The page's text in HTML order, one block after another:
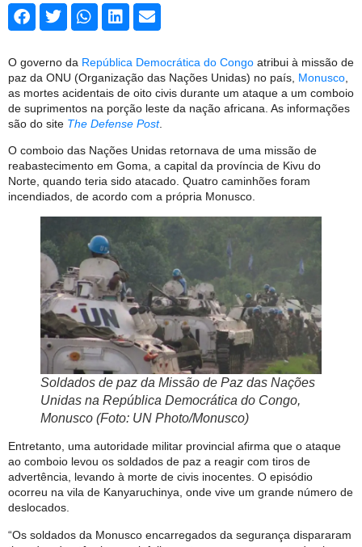
O governo da República Democrática do Congo atribui à missão de
paz da ONU (Organização das Nações Unidas) no país, Monusco
as mortes acidentais de oito civis durante um ataque a um comboio
de suprimentos na porção leste da nação africana. As informações
são do site The Defense Post.
O comboio das Nações Unidas retornava de uma missão de
reabastecimento em Goma, a capital da província de Kivu do
Norte, quando teria sido atacado. Quatro caminhões foram
incendiados, de acordo com a própria Monusco.
Soldados de paz da Missão de Paz das Nações
Unidas na República Democrática do Congo,
Monusco (Foto: UN Photo/Monusco)
Entretanto, uma autoridade militar provincial afirma que o ataque
ao comboio levou os soldados de paz a reagir com tiros de
advertência, levando à morte de civis inocentes. O episódio
ocorreu na vila de Kanyaruchinya, onde vive um grande número de
deslocados.
“Os soldados da Monusco encarregados da segurança dispararam